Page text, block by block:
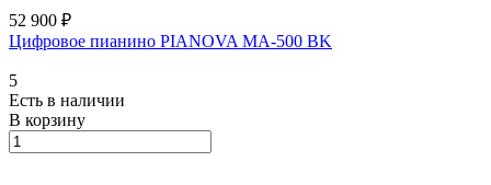
52 900 ₽
Цифровое пианино PIANOVA MA-500 BK
5
Есть в наличии
В корзину